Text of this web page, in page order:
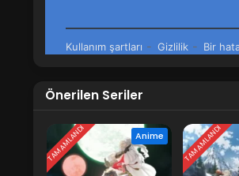
Önerilen Seriler
TAMAMLANDI Anime TAMAMLANDI